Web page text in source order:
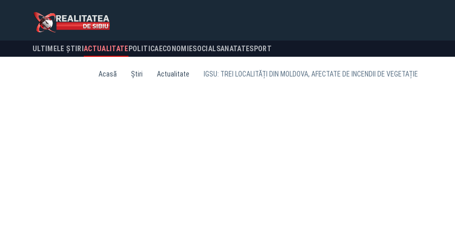
ULTIMELE ȘTIRI ACTUALITATE POLITICA ECONOMIESOCIALSANATATESPORT
Acasă Știri Actualitate IGSU: TREI LOCALITĂȚI DIN MOLDOVA, AFECTATE DE INCENDII DE VEGETAȚIE